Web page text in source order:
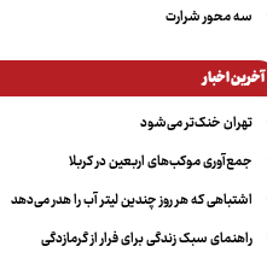
سه‌ محور شرارت
آخرین اخبار
تهران خنک‌تر می‌شود
جمع‌آوری موکب‌های اربعین در کربلا
اشتباهی که هر روز چندین لیتر آب را هدر می‌دهد
راهنمای سبک زندگی برای فرار از گرمازدگی